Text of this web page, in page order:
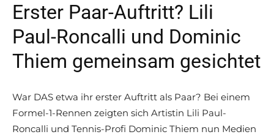
Erster Paar-Auftritt? Lili
Paul-Roncalli und Dominic
Thiem gemeinsam gesichtet
War DAS etwa ihr erster Auftritt als Paar? Bei einem
Formel-1-Rennen zeigten sich Artistin Lili Paul-
Roncalli und Tennis-Profi Dominic Thiem nun Medien